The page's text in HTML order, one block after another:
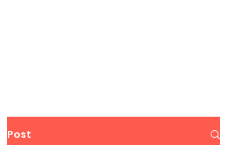
Post